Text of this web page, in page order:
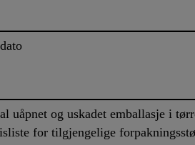
uåpnet og uskadet emballasje i
for tilgjengelige